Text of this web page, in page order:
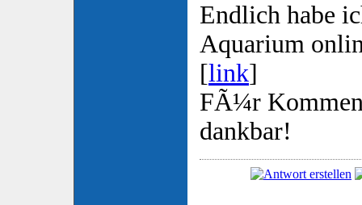
Endlich habe
Aquarium
[link]
FÃ¼r
dankbar!